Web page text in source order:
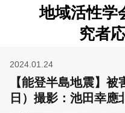
地域活性学
究者
2024.01.24
【能登半島地震】
日）撮影：池田幸應